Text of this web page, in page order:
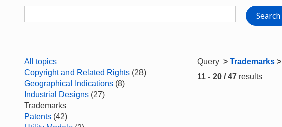
Search
All topics
Copyright and Related Rights (28)
Geographical Indications (8)
Industrial Designs (27)
Trademarks
Patents (42)
Query > Trademarks >
11 - 20 / 47 results